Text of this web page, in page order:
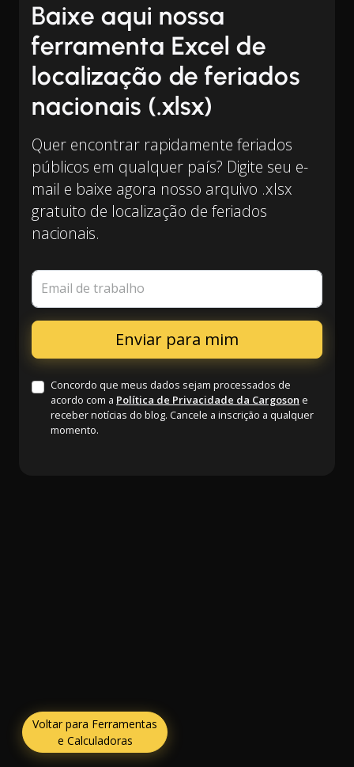
Baixe aqui nossa
ferramenta Excel de
localização de feriados
nacionais (.xlsx)
Quer encontrar rapidamente feriados
públicos em qualquer país? Digite seu e-
mail e baixe agora nosso arquivo .xlsx
gratuito de localização de feriados
nacionais.
Email de trabalho
Concordo que meus dados sejam processados de
acordo com a Política de Privacidade da Cargoson e
receber notícias do blog. Cancele a inscrição a qualquer
momento.
Voltar para Ferramentas
e Calculadoras